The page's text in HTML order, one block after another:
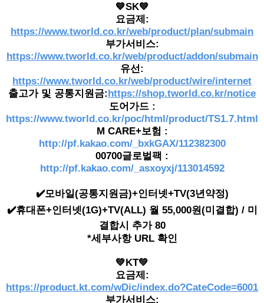
💙SK💙
요금제:
https://www.tworld.co.kr/web/product/plan/submain
부가서비스:
https://www.tworld.co.kr/web/product/addon/submain
유선:
https://www.tworld.co.kr/web/product/wire/internet
출고가 및 공통지원금:https://shop.tworld.co.kr/notice
도어가드 :
https://www.tworld.co.kr/poc/html/product/TS1.7.html
M CARE+보험 :
http://pf.kakao.com/_bxkGAX/112382300
00700글로벌팩 :
http://pf.kakao.com/_asxoyxj/113014592
✔️모바일(공통지원금)+인터넷+TV(3년약정)
✔️휴대폰+인터넷(1G)+TV(ALL) 월 55,000원(미결합) / 미
결합시 추가 80
*세부사항 URL 확인
💚KT💚
요금제:
https://product.kt.com/wDic/index.do?CateCode=6001
부가서비스: